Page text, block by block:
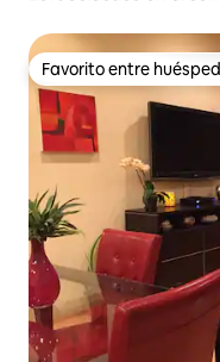
Favorito entre
Favorito entre